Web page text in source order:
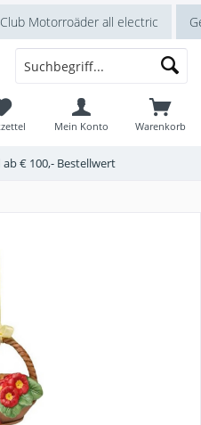
Motorroäder all electric
€ 100,- Bestellwert
Warenkorb
Mein Konto